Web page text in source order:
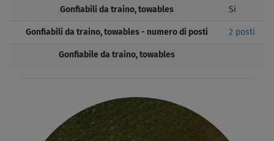
Gonfiabili da traino, towables Si
Gonfiabili da traino, towables - numero di posti 2 posti
Gonfiabile da traino, towables